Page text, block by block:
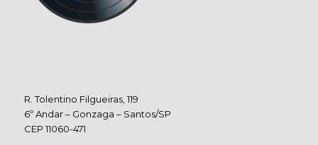
R. Tolentino Filgueiras, 119
6º Andar – Gonzaga – Santos/SP
CEP 11060-471